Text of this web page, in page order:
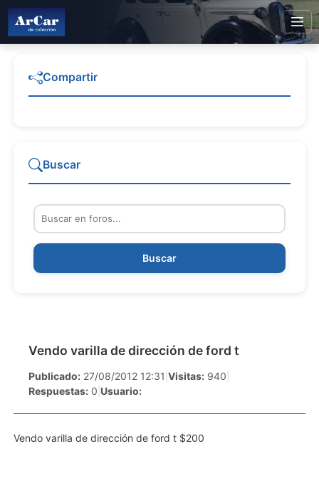
Vendo varilla de dirección de ford t
Publicado: 27/08/2012 12:31 Visitas: 940
Respuestas: 0 Usuario:
Vendo varilla de dirección de ford t $200
Compartir
Buscar
Buscar